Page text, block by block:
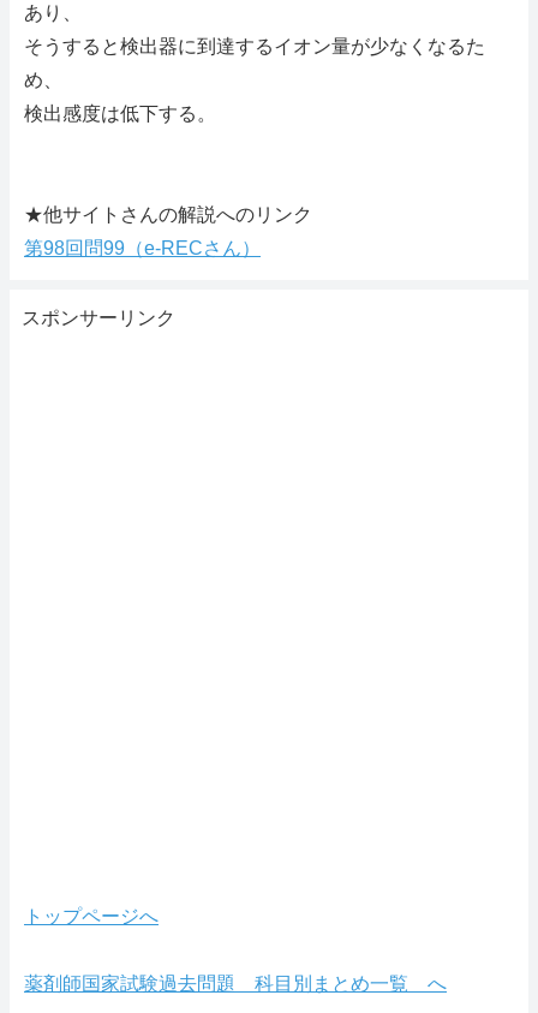
あり、
そうすると検出器に到達するイオン量が少なくなるた
め、
検出感度は低下する。
★他サイトさんの解説へのリンク
第98回問99（e-RECさん）
スポンサーリンク
トップページへ
薬剤師国家試験過去問題 科目別まとめ一覧 へ